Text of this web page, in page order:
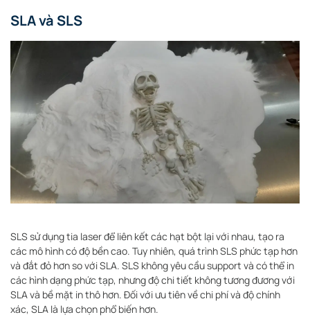
SLA và SLS
SLS sử dụng tia laser để liên kết các hạt bột lại với nhau, tạo ra
các mô hình có độ bền cao. Tuy nhiên, quá trình SLS phức tạp hơn
và đắt đỏ hơn so với SLA. SLS không yêu cầu support và có thể in
các hình dạng phức tạp, nhưng độ chi tiết không tương đương với
SLA và bề mặt in thô hơn. Đối với ưu tiên về chi phí và độ chính
xác, SLA là lựa chọn phổ biến hơn.